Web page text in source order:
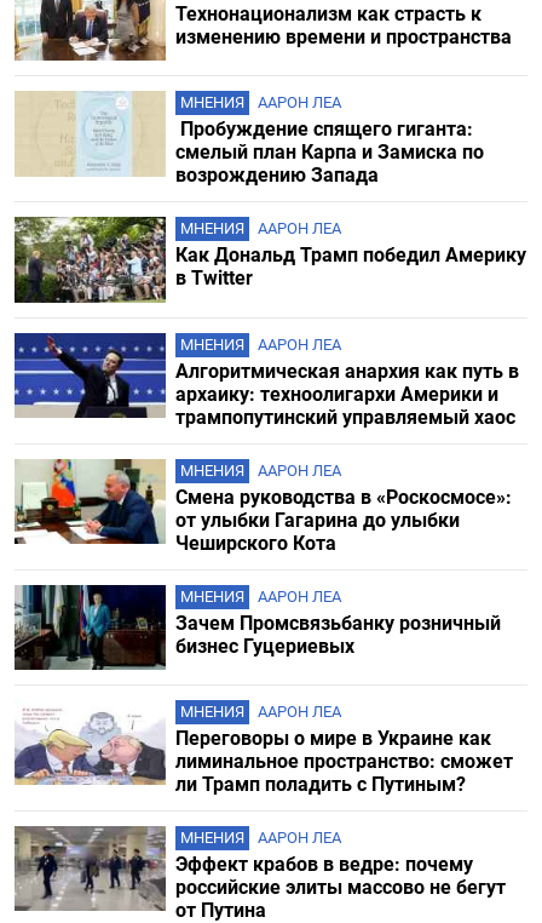
Технонационализм как страсть к
изменению времени и пространства
МНЕНИЯ ААРОН ЛЕА
Пробуждение спящего гиганта:
смелый план Карпа и Замиска по
возрождению Запада
МНЕНИЯ ААРОН ЛЕА
Как Дональд Трамп победил Америку
в Twitter
МНЕНИЯ ААРОН ЛЕА
Алгоритмическая анархия как путь в
архаику: техноолигархи Америки и
трампопутинский управляемый хаос
МНЕНИЯ ААРОН ЛЕА
Смена руководства в «Роскосмосе»:
от улыбки Гагарина до улыбки
Чеширского Кота
МНЕНИЯ ААРОН ЛЕА
Зачем Промсвязьбанку розничный
бизнес Гуцериевых
МНЕНИЯ ААРОН ЛЕА
Переговоры о мире в Украине как
лиминальное пространство: сможет
ли Трамп поладить с Путиным?
МНЕНИЯ ААРОН ЛЕА
Эффект крабов в ведре: почему
российские элиты массово не бегут
от Путина